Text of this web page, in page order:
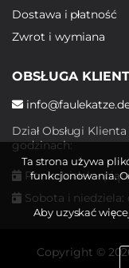
Dostawa i płatność
Zwrot i wymiana
OBSŁUGA
Dział Obsługi
godzinach:
Poniedziałek -
Sobota i niedziela:
Copyright ©
Ta strona używa
funkcjonowania.
Aby uzyskać